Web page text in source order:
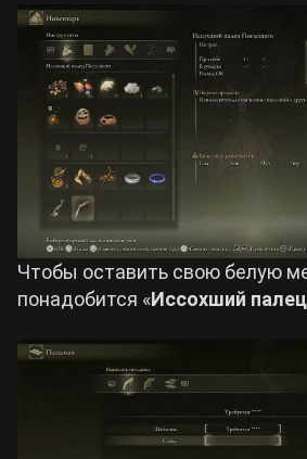
Чтобы оставить свою белую
понадобится «Иссохший